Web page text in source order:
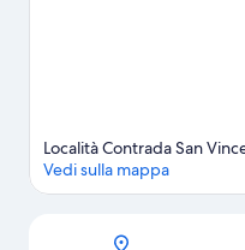
Località Contrada San
Vedi sulla mappa